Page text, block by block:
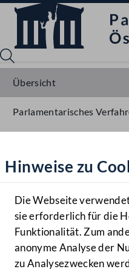
Hilfe
Benutzer
Navigationsmenü
MENÜ
Hinweise zu
Die Webseite
sie erforderlich für die
Funktionalität. Zum
anonyme Analyse der
zu Analysezwecken
Übersicht
Parlamentarisches